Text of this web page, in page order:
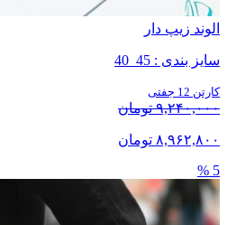
الوند زیپ دار
سایز بندی : 45_40
کارتن 12 جفتی
۹,۲۴۰,۰۰۰ تومان
۸,۹۶۲,۸۰۰ تومان
5 %